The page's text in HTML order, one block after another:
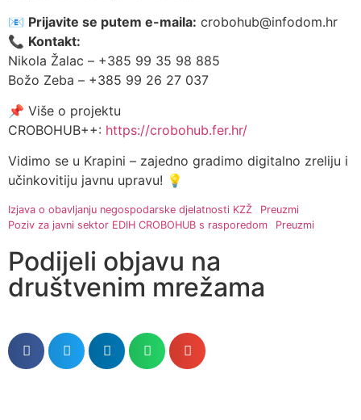
📧 Prijavite se putem e-maila: crobohub@infodom.hr
📞 Kontakt:
Nikola Žalac – +385 99 35 98 885
Božo Zeba – +385 99 26 27 037
📌 Više o projektu
CROBOHUB++: https://crobohub.fer.hr/
Vidimo se u Krapini – zajedno gradimo digitalno zreliju i
učinkovitiju javnu upravu! 💡
Izjava o obavljanju negospodarske djelatnosti KZŽ
Preuzmi
Poziv za javni sektor EDIH CROBOHUB s rasporedom
Preuzmi
Podijeli objavu na
društvenim mrežama